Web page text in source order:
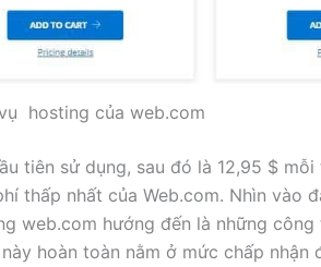
hosting của web.com
tiên sử dụng, sau đó là 12,95 $ mỗi
thấp nhất của Web.com. Nhìn vào
web.com hướng đến là những công
hoàn toàn nằm ở mức chấp nhận